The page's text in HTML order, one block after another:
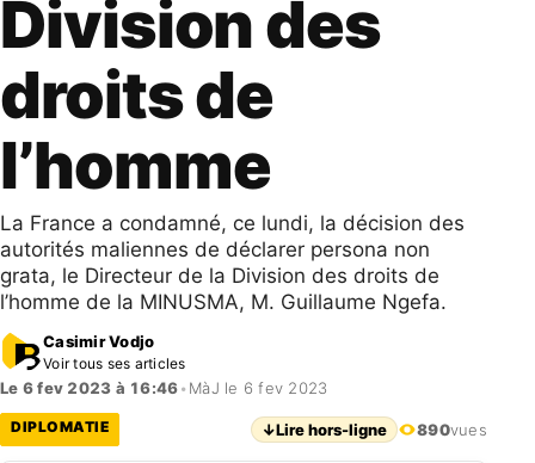
Division des
droits de
l’homme
La France a condamné, ce lundi, la décision des
autorités maliennes de déclarer persona non
grata, le Directeur de la Division des droits de
l’homme de la MINUSMA, M. Guillaume Ngefa.
Casimir Vodjo
Voir tous ses articles
Le 6 fev 2023 à 16:46• MàJ le 6 fev 2023
DIPLOMATIE ↓Lire hors-ligne 890vues